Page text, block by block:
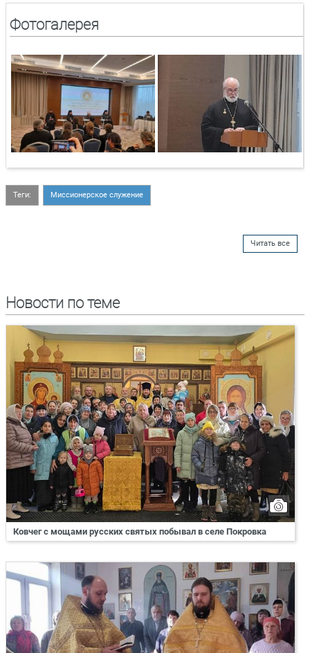
Фотогалерея
Теги: Миссионерское служение
Читать все
Новости по теме
Ковчег с мощами русских святых побывал в селе Покровка